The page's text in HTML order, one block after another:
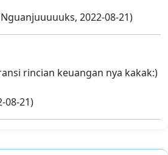
2022-08-21)
rincian keuangan nya kakak:)
08-21)